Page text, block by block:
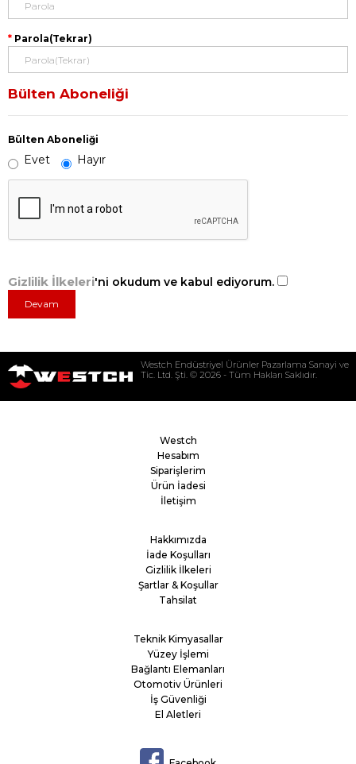
Parola(Tekrar)
Bülten Aboneliği
Bülten Aboneliği
Evet Hayır
Gizlilik İlkeleri'ni okudum ve kabul ediyorum.
Westch Endüstriyel Ürünler Pazarlama Sanayi ve
Tic. Ltd. Şti. © 2026 - Tüm Hakları Saklıdır.
Westch
Hesabım
Siparişlerim
Ürün İadesi
İletişim
Hakkımızda
İade Koşulları
Gizlilik İlkeleri
Şartlar & Koşullar
Tahsilat
Teknik Kimyasallar
Yüzey İşlemi
Bağlantı Elemanları
Otomotiv Ürünleri
İş Güvenliği
El Aletleri